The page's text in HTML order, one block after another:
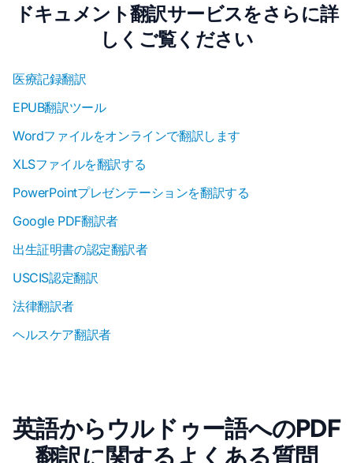
ドキュメント翻訳サービスをさらに詳
しくご覧ください
医療記録翻訳
EPUB翻訳ツール
Wordファイルをオンラインで翻訳します
XLSファイルを翻訳する
PowerPointプレゼンテーションを翻訳する
Google PDF翻訳者
出生証明書の認定翻訳者
USCIS認定翻訳
法律翻訳者
ヘルスケア翻訳者
英語からウルドゥー語へのPDF
翻訳に関するよくある質問